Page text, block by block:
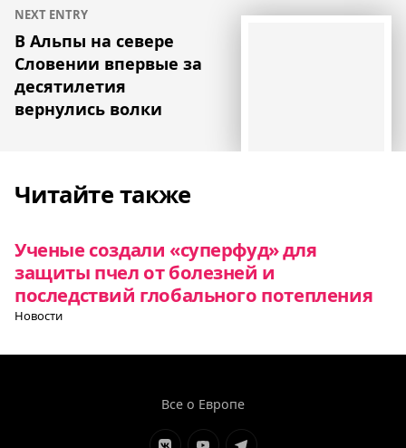
NEXT ENTRY
В Альпы на севере
Словении впервые за
десятилетия
вернулись волки
Читайте также
Ученые создали «суперфуд» для
защиты пчел от болезней и
последствий глобального потепления
Новости
Все о Европе